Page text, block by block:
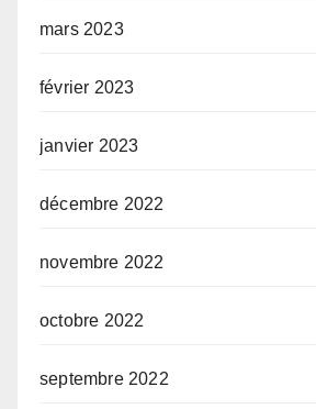
mars 2023
février 2023
janvier 2023
décembre 2022
novembre 2022
octobre 2022
septembre 2022